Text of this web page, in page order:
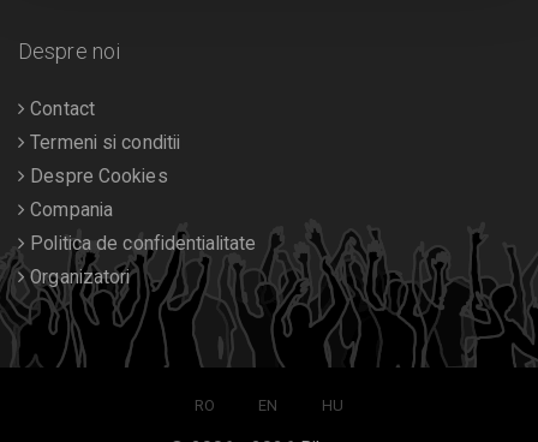
Despre noi
Contact
Termeni si conditii
Despre Cookies
Compania
Politica de confidentialitate
Organizatori
RO EN HU